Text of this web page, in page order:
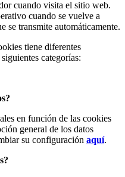
cuando visita el sitio web.
cuando se vuelve a
se transmite automáticamente.
tiene diferentes
categorías:
en función de las cookies
general de los datos
su configuración aquí.